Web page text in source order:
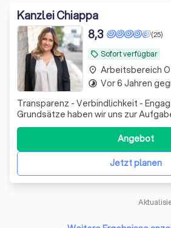
Kanzlei Chiappa
local_offer Sofort verfügbar
(25)
8,3
Transparenz - Verbindlichkeit -
Grundsätze haben wir uns zur
allen rechtlichen Angelegenheiten
beraten und zu vertreten. Die Kanzlei
sich in Bodenheim bei Mainz in
den Bereichen Erbrecht, Verke
Jetzt planen
Angebot
place Arbeitsbereich
timelapse Vor 6 Jahren